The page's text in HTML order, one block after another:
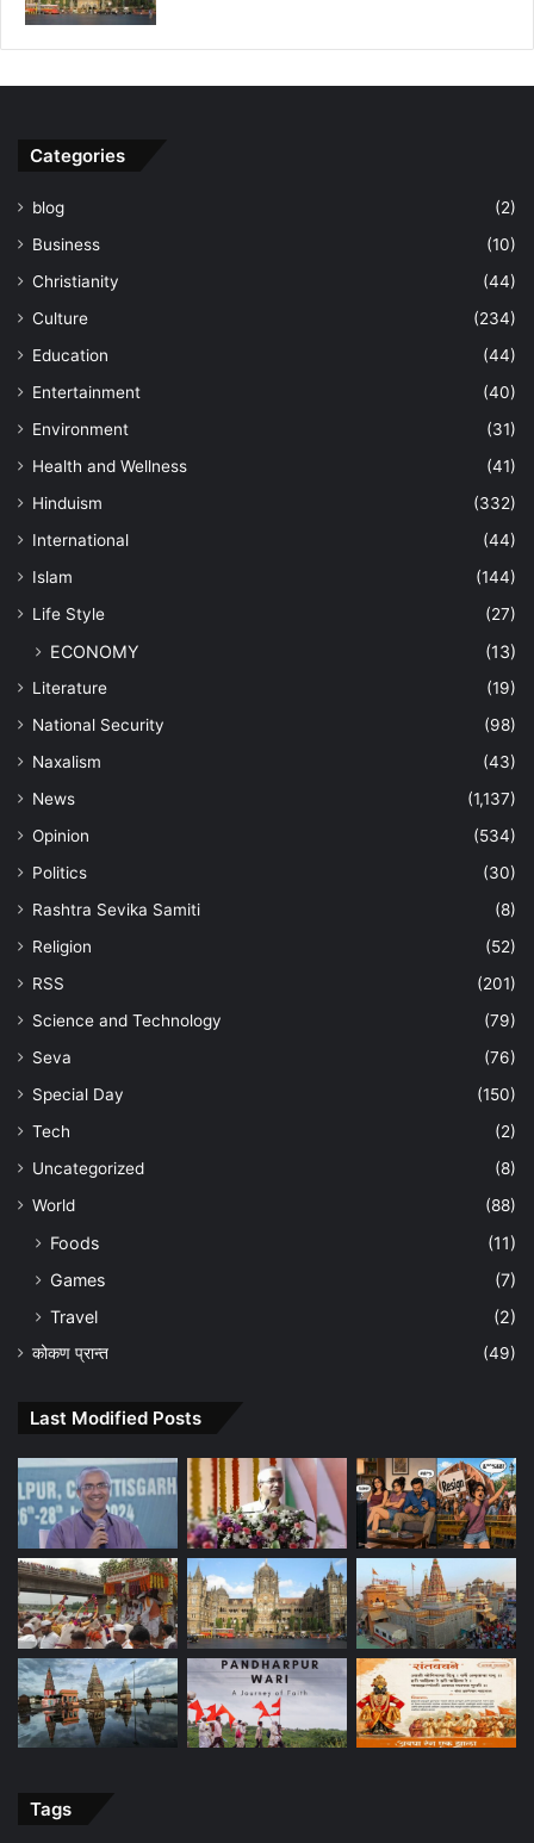
Categories
blog
(2)
Business
(10)
Christianity
(44)
Culture
(234)
Education
(44)
Entertainment
(40)
Environment
(31)
Health and Wellness
(41)
Hinduism
(332)
International
(44)
Islam
(144)
Life Style
(27)
ECONOMY (13)
Literature
(19)
National Security
(98)
Naxalism
(43)
News
(1,137)
Opinion
(534)
Politics
(30)
Rashtra Sevika Samiti
(8)
Religion
(52)
RSS
(201)
Science and Technology
(79)
Seva
(76)
Special Day
(150)
Tech
(2)
Uncategorized
(8)
World
(88)
Foods
(11)
Games
(7)
Travel
(2)
कोकण प्रान्त (49)
Last Modified Posts
Tags